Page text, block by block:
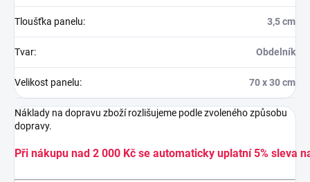
Tloušťka panelu: 3,5 cm
Tvar: Obdelník
Velikost panelu: 70 x 30 cm
Náklady na dopravu zboží rozlišujeme podle zvoleného způsobu
dopravy.
Při nákupu nad 2 000 Kč se automaticky uplatní 5% sleva